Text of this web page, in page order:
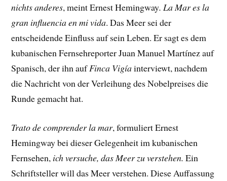
nichts anderes, meint Ernest Hemingway. La Mar es la
gran influencia en mi vida. Das Meer sei der
entscheidende Einfluss auf sein Leben. Er sagt es dem
kubanischen Fernsehreporter Juan Manuel Martínez auf
Spanisch, der ihn aufFinca Vigíainterviewt, nachdem
die Nachricht von der Verleihung des Nobelpreises die
Runde gemacht hat.
Trato de comprender la mar, formuliert Ernest
Hemingway bei dieser Gelegenheit im kubanischen
Fernsehen, ich versuche, das Meer zu verstehen.Ein
Schriftsteller will das Meer verstehen. Diese Auffassung